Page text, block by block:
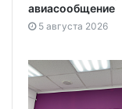
авиасообщение
5 августа 2026